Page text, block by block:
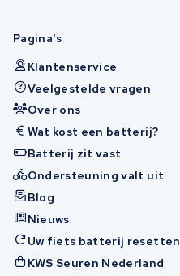
Pagina's
Klantenservice
Veelgestelde vragen
Over ons
Wat kost een batterij?
Batterij zit vast
Ondersteuning valt uit
Blog
Nieuws
Uw fiets batterij resetten
KWS Seuren Nederland